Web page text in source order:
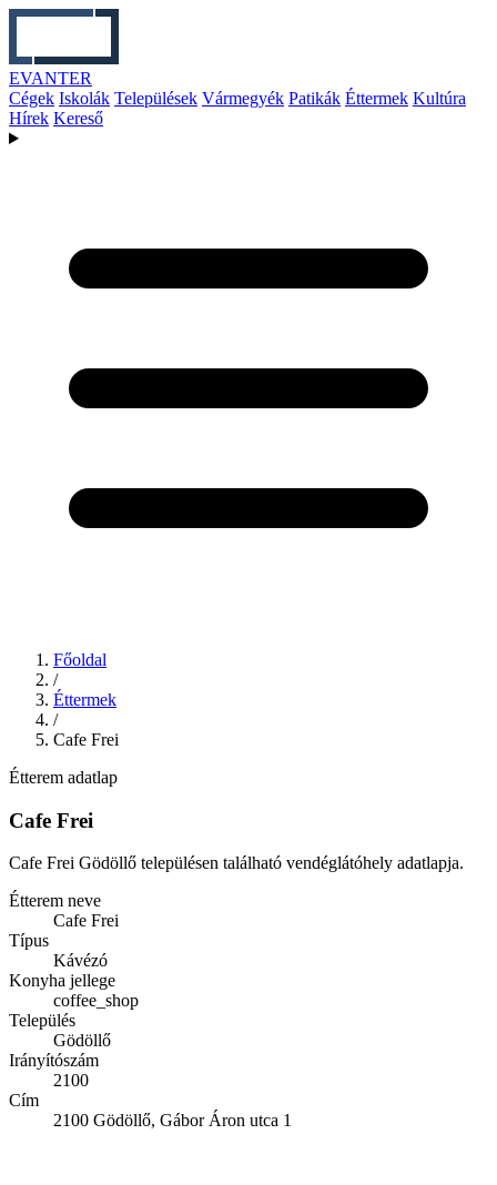
EVANTER
Cégek Iskolák Települések Vármegyék Patikák Éttermek Kultúra
Hírek Kereső
Főoldal
/
Éttermek
/
Cafe Frei
Étterem adatlap
Cafe Frei
Cafe Frei Gödöllő településen található vendéglátóhely adatlapja.
Étterem neve
Cafe Frei
Típus
Kávézó
Konyha jellege
coffee_shop
Település
Gödöllő
Irányítószám
2100
Cím
2100 Gödöllő, Gábor Áron utca 1